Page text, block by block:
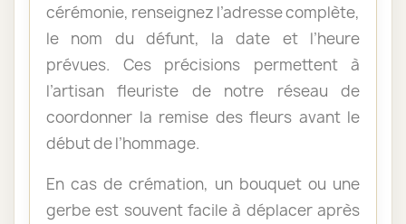
cérémonie, renseignez l’adresse complète,
le nom du défunt, la date et l’heure
prévues. Ces précisions permettent à
l’artisan fleuriste de notre réseau de
coordonner la remise des fleurs avant le
début de l’hommage.
En cas de crémation, un bouquet ou une
gerbe est souvent facile à déplacer après